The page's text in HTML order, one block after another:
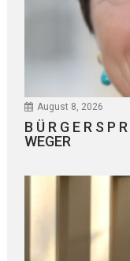
August 8, 2026
B Ü R G E R S P
WEGER